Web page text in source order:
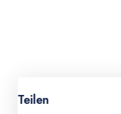
Teilen